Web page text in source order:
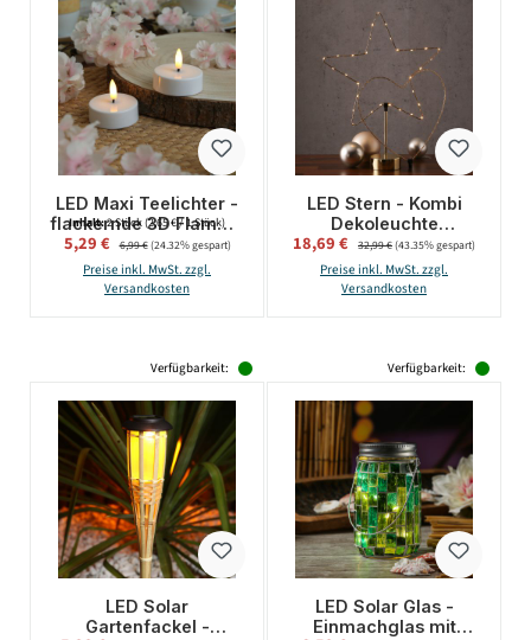
LED Maxi Teelichter -
flackernde 3D Flamme
- Kunststoff - Timer -
D: 5,8cm - weiß - 2er
Set
Inhalt:2 Stück(2,65 € / 1 Stück)
Verkaufspreis:
5,29 € Regulärer Preis:
6,99 €(24.32% gespart)
Preise inkl. MwSt. zzgl.
Versandkosten
LED Stern - Kombi
Dekoleuchte
Herz/Stern -
wechselbarer Aufsatz
- H:50cm - Batterie -
Verkaufspreis:
18,69 € Regulärer Preis:
32,99 €(43.35% gespart)
Preise inkl. MwSt. zzgl.
Versandkosten
Verfügbarkeit:
LED Solar
Gartenfackel -
Verfügbarkeit:
LED Solar Glas -
Einmachglas mit